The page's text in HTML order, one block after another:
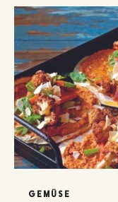
GEMÜSE